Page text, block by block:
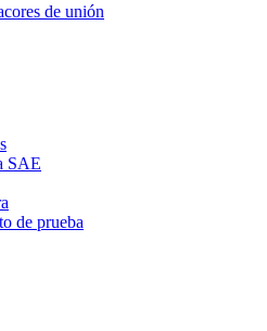
de unión
SAE
de prueba